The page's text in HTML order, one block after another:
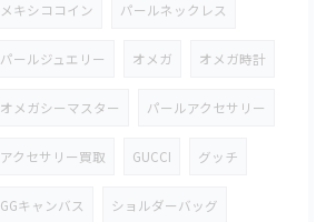
メキシココイン パールネックレス
パールジュエリー オメガ オメガ時計
オメガシーマスター パールアクセサリー
アクセサリー買取 GUCCI グッチ
GGキャンバス ショルダーバッグ